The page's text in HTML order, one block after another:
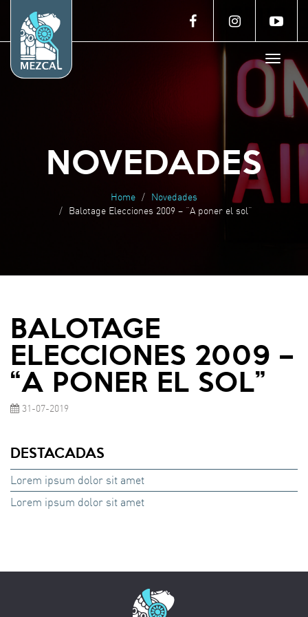
Toggle
NOVEDADES
Home
Novedades
Balotage Elecciones 2009 – “A poner el sol”
BALOTAGE
ELECCIONES 2009 –
“A PONER EL SOL”
31-07-2019
DESTACADAS
Lorem ipsum dolor sit amet
Lorem ipsum dolor sit amet